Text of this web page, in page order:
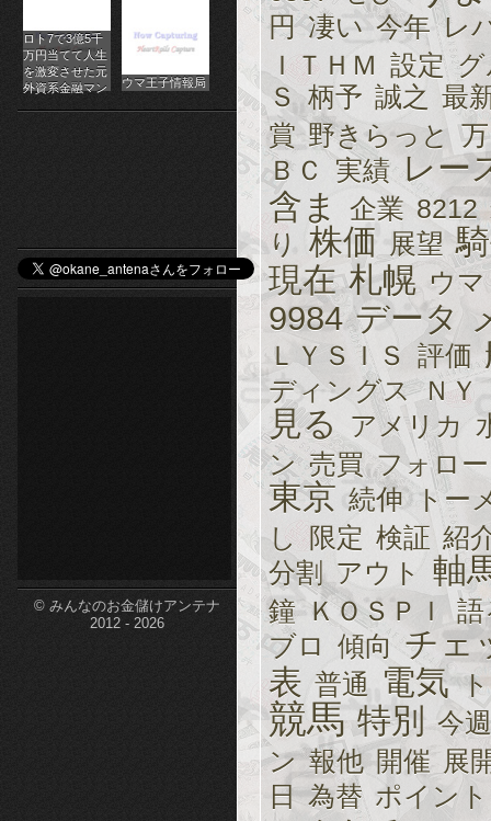
オ
ン
ラ
イ
ン
カ
ジ
ノ
etc-
ロト7で3億5千
万円当てて人生
を激変させた元
外資系金融マン
ウマ王子情報局
© みんなのお金儲けアンテナ
2012 - 2026
円 凄い 今年 レ
ＩＴＨＭ 設定 グ
Ｓ 柄予 誠之 最
賞 野きらっと
ＢＣ
実績 レー
含ま
企業 8212
り
株価 展望
現在 札幌 ウマ
9984 データ
ＬＹＳＩＳ 評価
ディングス ＮＹ
見る アメリカ
ン 売買 フォロー
東京 続伸 トー
し 限定 検証 紹
分割 アウト 軸
鐘 ＫＯＳＰＩ
語
ブロ 傾向 チェ
表 普通 電気
競馬 特別
今週
ン 報他 開催 展
日 為替 ポイント